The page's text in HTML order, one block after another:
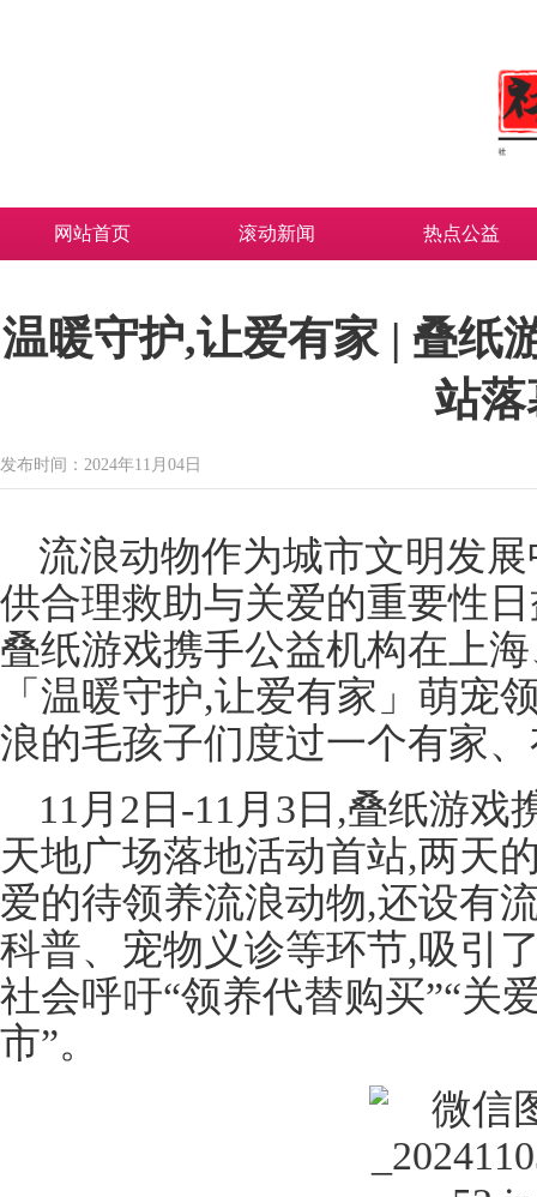
网站首页 滚动新闻 热点公益
温暖守护,让爱有家 | 叠纸
站落
发布时间：2024年11月04日
流浪动物作为城市文明发
供合理救助与关爱的重要性
叠纸游戏携手公益机构在上
「温暖守护,让爱有家」萌宠
浪的毛孩子们度过一个有家
11月2日-11月3日,叠纸游
天地广场落地活动首站,两天
爱的待领养流浪动物,还设有
科普、宠物义诊等环节,吸引
社会呼吁“领养代替购买”“关
市”。